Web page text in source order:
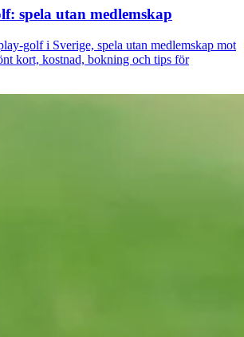
spela utan medlemskap
golf i Sverige, spela utan medlemskap mot
kort, kostnad, bokning och tips för